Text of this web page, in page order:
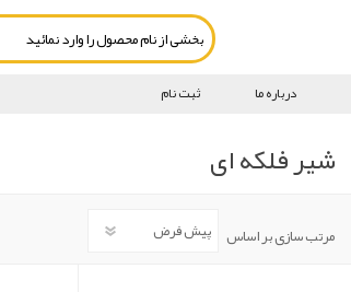
درباره ما ثبت نام
شیر فلکه ای
مرتب سازی بر اساس